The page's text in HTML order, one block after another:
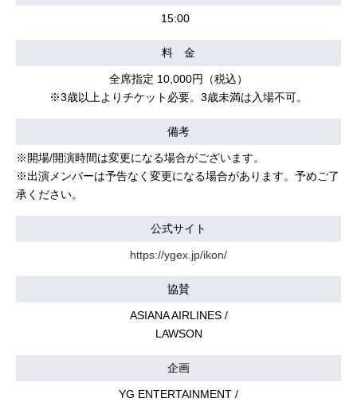
15:00
料 金
全席指定 10,000円（税込）
※3歳以上よりチケット必要。3歳未満は入場不可。
備考
※開場/開演時間は変更になる場合がございます。
※出演メンバーは予告なく変更になる場合があります。予めご了
承ください。
公式サイト
https://ygex.jp/ikon/
協賛
ASIANA AIRLINES /
LAWSON
企画
YG ENTERTAINMENT /